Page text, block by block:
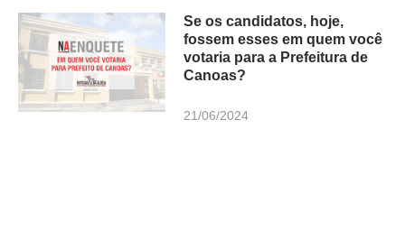
Se os candidatos, hoje,
fossem esses em quem você
votaria para a Prefeitura de
Canoas?
21/06/2024